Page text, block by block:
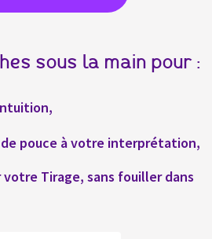
sous la main pour :
de pouce à votre interprétation,
votre Tirage, sans fouiller dans